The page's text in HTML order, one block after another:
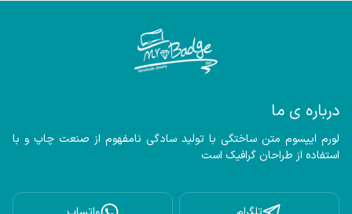
درباره ی ما
استفاده از طراحان گرافیک است